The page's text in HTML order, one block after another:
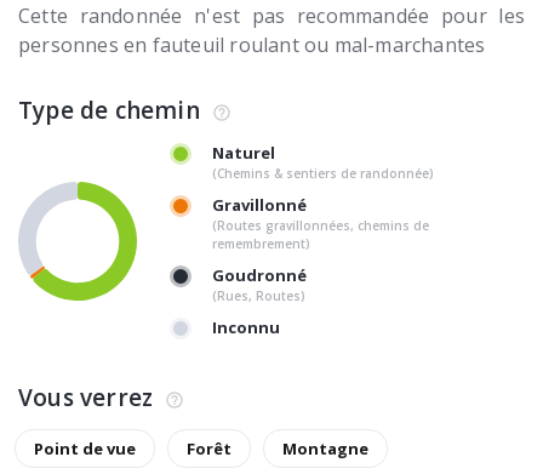
Cette randonnée n'est pas recommandée pour les
personnes en fauteuil roulant ou mal-marchantes
Type de chemin
Naturel
(Chemins & sentiers de randonnée)
Gravillonné
(Routes gravillonnées, chemins de
remembrement)
Goudronné
(Rues, Routes)
Inconnu
Vous verrez
Point de vue Forêt Montagne